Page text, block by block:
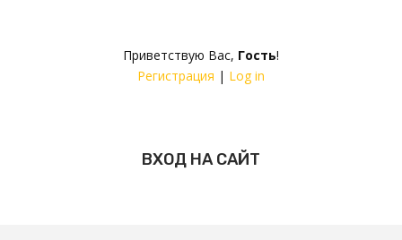
Приветствую Вас, Гость!
Регистрация | Log in
ВХОД НА САЙТ